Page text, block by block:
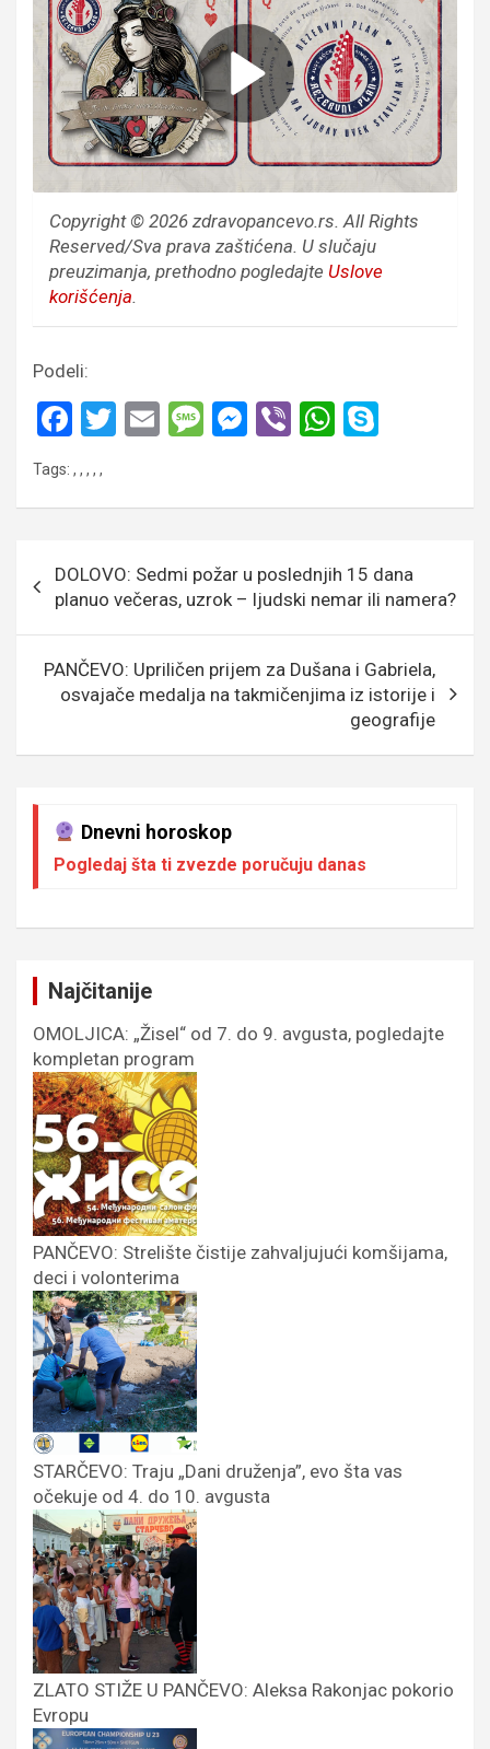
Copyright © 2026 zdravopancevo.rs. All Rights
Reserved/Sva prava zaštićena. U slučaju
preuzimanja, prethodno pogledajte Uslove
korišćenja.
Podeli:
F
ce
o
o
k
T
E
M
g
e
M
er
Vi W
A
p
p
Tags: , , , , ,
чланка
DOLOVO: Sedmi požar u poslednjih 15 dana
planuo večeras, uzrok – ljudski nemar ili namera?
PANČEVO: Upriličen prijem za Dušana i Gabriela,
osvajače medalja na takmičenjima iz istorije i
geografije
Dnevni horoskop
Pogledaj šta ti zvezde poručuju danas
Najčitanije
OMOLJICA: „Žisel“ od 7. do 9. avgusta, pogledajte
kompletan program
PANČEVO: Strelište čistije zahvaljujući komšijama,
deci i volonterima
STARČEVO: Traju „Dani druženja”, evo šta vas
očekuje od 4. do 10. avgusta
ZLATO STIŽE U PANČEVO: Aleksa Rakonjac pokorio
Evropu